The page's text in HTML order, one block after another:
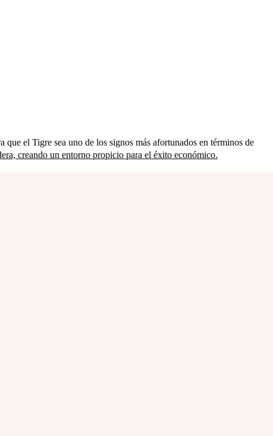
el Tigre sea uno de los signos más afortunados en términos de
creando un entorno propicio para el éxito económico.